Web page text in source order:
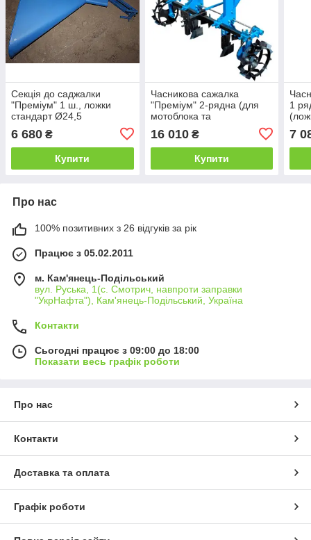
Секція до саджалки
"Преміум" 1 ш., ложки
стандарт Ø24,5
6 680 ₴
Купити
Часникова сажалка
"Преміум" 2-рядна (для
мотоблока та
збільшені Ø34)
16 010₴
Купити
1
7
Про нас
100% позитивних з 26 відгуків за рік
Працює з 05.02.2011
м. Кам'янець-Подільський
вул. Руська, 1(с. Смотрич, навпроти заправки
"УкрНафта"), Кам'янець-Подільський, Україна
Контакти
Сьогодні працює з 09:00 до 18:00
Показати весь графік роботи
Про нас
Контакти
Доставка та оплата
Графік роботи